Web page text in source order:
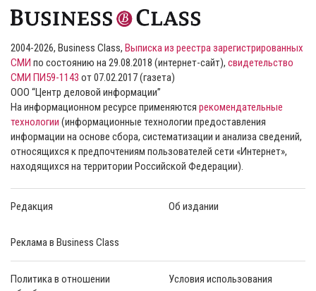
2004-2026, Business Class, Выписка из реестра зарегистрированных
СМИ по состоянию на 29.08.2018 (интернет-сайт), свидетельство
СМИ ПИ59-1143 от 07.02.2017 (газета)
ООО “Центр деловой информации”
На информационном ресурсе применяются рекомендательные
технологии (информационные технологии предоставления
информации на основе сбора, систематизации и анализа сведений,
относящихся к предпочтениям пользователей сети «Интернет»,
находящихся на территории Российской Федерации).
Редакция Об издании
Реклама в Business Class
Политика в отношении
Условия использования